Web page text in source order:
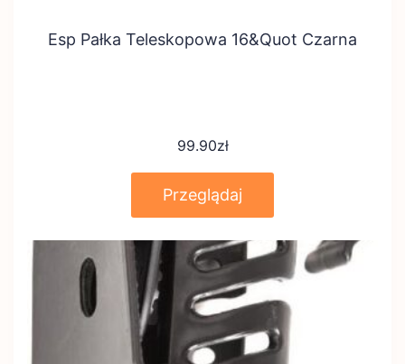
Esp Pałka Teleskopowa 16&Quot Czarna
99.90zł
Przeglądaj